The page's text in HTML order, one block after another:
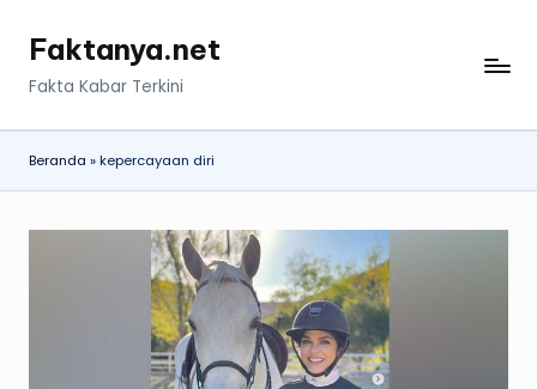
Faktanya.net
Fakta Kabar Terkini
Beranda »kepercayaan diri